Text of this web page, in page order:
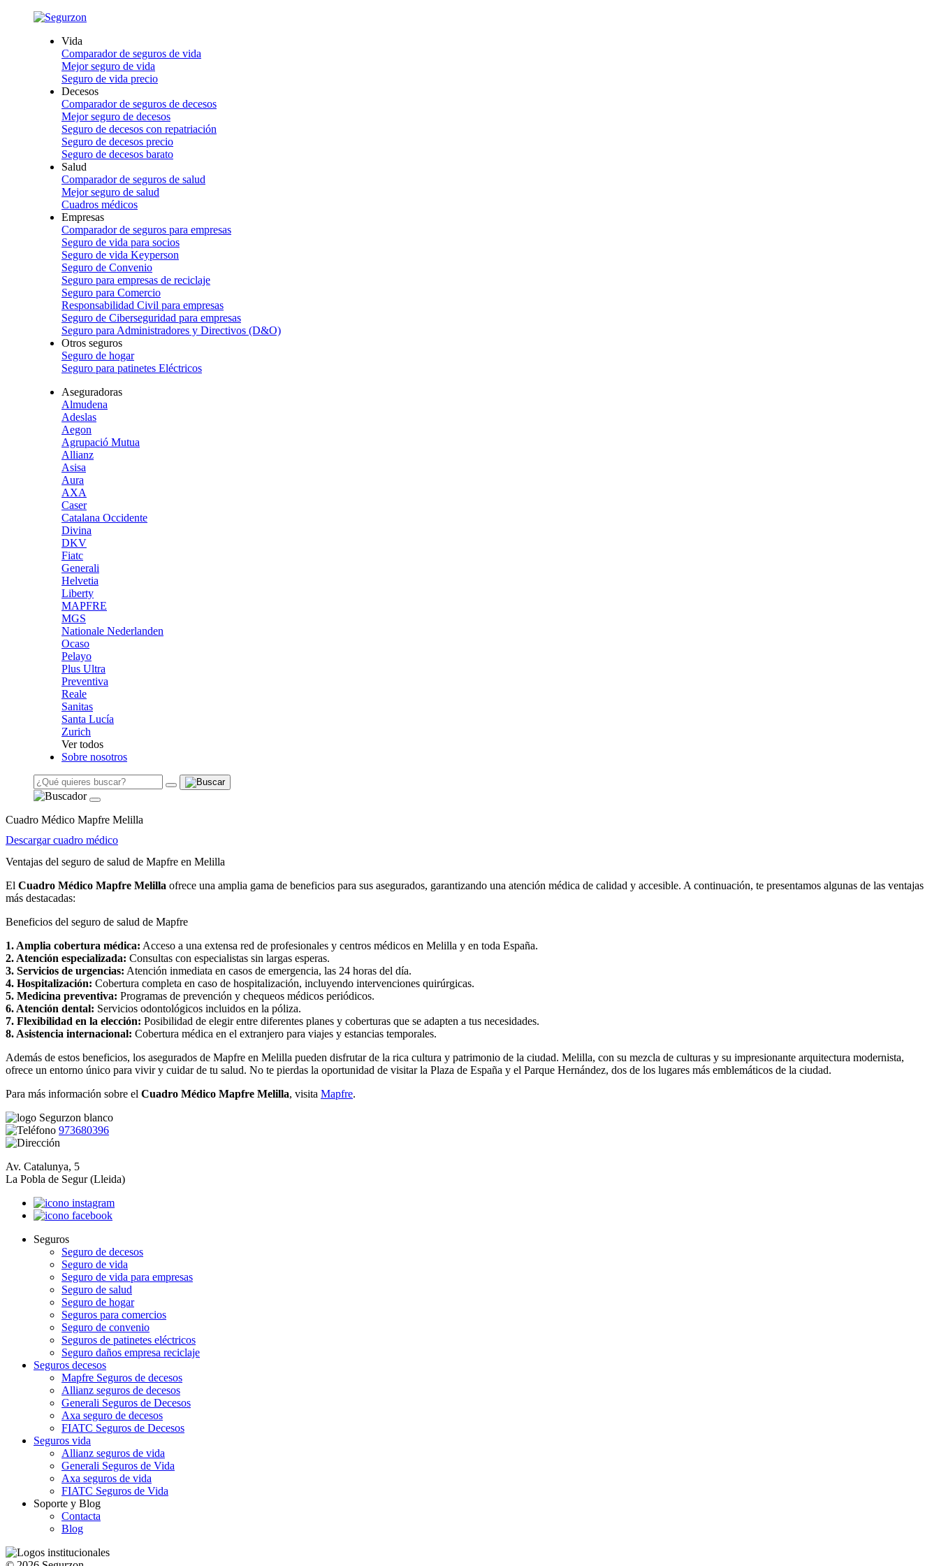
Vida
Comparador de seguros de vida
Mejor seguro de vida
Seguro de vida precio
Decesos
Comparador de seguros de decesos
Mejor seguro de decesos
Seguro de decesos con repatriación
Seguro de decesos precio
Seguro de decesos barato
Salud
Comparador de seguros de salud
Mejor seguro de salud
Cuadros médicos
Empresas
Comparador de seguros para empresas
Seguro de vida para socios
Seguro de vida Keyperson
Seguro de Convenio
Seguro para empresas de reciclaje
Seguro para Comercio
Responsabilidad Civil para empresas
Seguro de Ciberseguridad para empresas
Seguro para Administradores y Directivos (D&O)
Otros seguros
Seguro de hogar
Seguro para patinetes Eléctricos
Aseguradoras
Almudena
Adeslas
Aegon
Agrupació Mutua
Allianz
Asisa
Aura
AXA
Caser
Catalana Occidente
Divina
DKV
Fiatc
Generali
Helvetia
Liberty
MAPFRE
MGS
Nationale Nederlanden
Ocaso
Pelayo
Plus Ultra
Preventiva
Reale
Sanitas
Santa Lucía
Zurich
Ver todos
Sobre nosotros
Cuadro Médico Mapfre Melilla
Descargar cuadro médico
Ventajas del seguro de salud de Mapfre en Melilla
El Cuadro Médico Mapfre Melilla ofrece una amplia gama de beneficios para sus asegurados, garantizando una atención médica de calidad y accesible. A continuación, te presentamos algunas de las ventajas
más destacadas:
Beneficios del seguro de salud de Mapfre
1. Amplia cobertura médica: Acceso a una extensa red de profesionales y centros médicos en Melilla y en toda España.
2. Atención especializada: Consultas con especialistas sin largas esperas.
3. Servicios de urgencias: Atención inmediata en casos de emergencia, las 24 horas del día.
4. Hospitalización: Cobertura completa en caso de hospitalización, incluyendo intervenciones quirúrgicas.
5. Medicina preventiva: Programas de prevención y chequeos médicos periódicos.
6. Atención dental: Servicios odontológicos incluidos en la póliza.
7. Flexibilidad en la elección: Posibilidad de elegir entre diferentes planes y coberturas que se adapten a tus necesidades.
8. Asistencia internacional: Cobertura médica en el extranjero para viajes y estancias temporales.
Además de estos beneficios, los asegurados de Mapfre en Melilla pueden disfrutar de la rica cultura y patrimonio de la ciudad. Melilla, con su mezcla de culturas y su impresionante arquitectura modernista,
ofrece un entorno único para vivir y cuidar de tu salud. No te pierdas la oportunidad de visitar la Plaza de España y el Parque Hernández, dos de los lugares más emblemáticos de la ciudad.
Para más información sobre el Cuadro Médico Mapfre Melilla, visita Mapfre.
973680396
Av. Catalunya, 5
La Pobla de Segur (Lleida)
Seguros
Seguro de decesos
Seguro de vida
Seguro de vida para empresas
Seguro de salud
Seguro de hogar
Seguros para comercios
Seguro de convenio
Seguros de patinetes eléctricos
Seguro daños empresa reciclaje
Seguros decesos
Mapfre Seguros de decesos
Allianz seguros de decesos
Generali Seguros de Decesos
Axa seguro de decesos
FIATC Seguros de Decesos
Seguros vida
Allianz seguros de vida
Generali Seguros de Vida
Axa seguros de vida
FIATC Seguros de Vida
Soporte y Blog
Contacta
Blog